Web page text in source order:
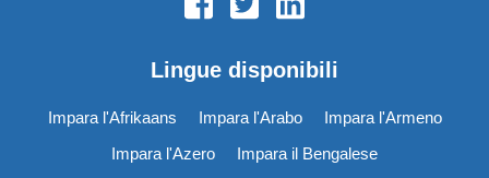
Lingue disponibili
Impara l'Afrikaans Impara l'Arabo
Impara l'Armeno
Impara l'Azero
Impara il Bengalese